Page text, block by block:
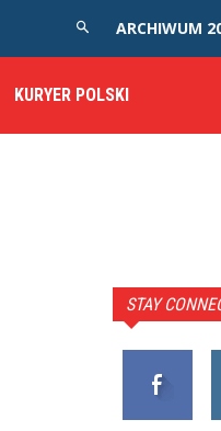
ARCHIWUM
KURYER POLSKI
STAY